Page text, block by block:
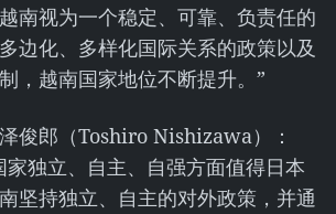
南视为一个稳定、可靠、负责任的
边化、多样化国际关系的政策以及
，越南国家地位不断提升。”
俊郎（Toshiro Nishizawa）：
家独立、自主、自强方面值得日本
坚持独立、自主的对外政策，并通